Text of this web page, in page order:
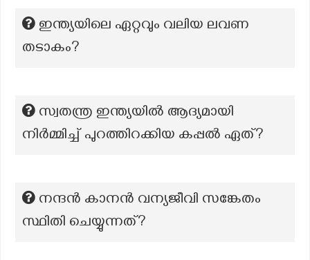
ഇന്ത്യയിലെ ഏറ്റവും വലിയ ലവണ
തടാകം?
സ്വതന്ത്ര ഇന്ത്യയിൽ ആദ്യമായി
നിർമ്മിച്ച് പുറത്തിറക്കിയ കപ്പൽ ഏത്?
നന്ദൻ കാനൻ വന്യജീവി സങ്കേതം
സ്ഥിതി ചെയ്യുന്നത്?